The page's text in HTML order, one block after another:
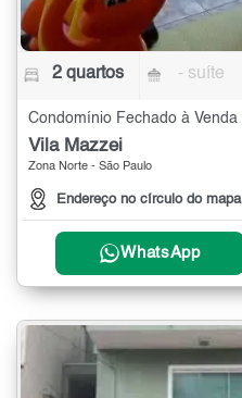
2 quartos - suíte
Vila Mazzei
Zona Norte - São Paulo
Endereço no círculo do mapa
WhatsApp